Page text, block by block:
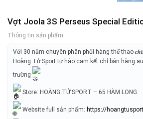
Vợt Joola 3S Perseus Special
Thông tin sản phẩm
Với 30 năm chuyên phân phối hàng thể thao
Hoàng Tử Sport tự hào cam kết chỉ bán hàng
trường
Store: HOÀNG TỬ SPORT – 65 HÀM LONG
Website full sản phẩm: https://